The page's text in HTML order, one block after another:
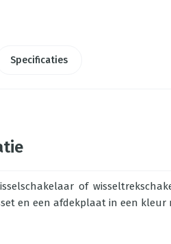
Specificaties
of
en een afdekplaat in een